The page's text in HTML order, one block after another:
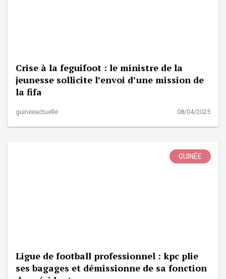
Crise à la feguifoot : le ministre de la
jeunesse sollicite l’envoi d’une mission de
la fifa
guineeactuelle 08/04/2025
GUINÉE
Ligue de football professionnel : kpc plie
ses bagages et démissionne de sa fonction